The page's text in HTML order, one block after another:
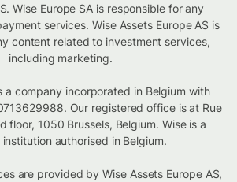
Wise Europe SA is responsible for any
services. Wise Assets Europe AS is
content related to investment services,
including marketing.
a company incorporated in Belgium with
Our registered office is at Rue
floor, 1050 Brussels, Belgium. Wise is a
authorised in Belgium.
are provided by Wise Assets Europe AS,